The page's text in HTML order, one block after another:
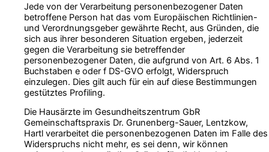
Jede von der Verarbeitung personenbezogener Daten
betroffene Person hat das vom Europäischen Richtlinien-
und Verordnungsgeber gewährte Recht, aus Gründen, die
sich aus ihrer besonderen Situation ergeben, jederzeit
gegen die Verarbeitung sie betreffender
personenbezogener Daten, die aufgrund von Art. 6 Abs. 1
Buchstaben e oder f DS-GVO erfolgt, Widerspruch
einzulegen. Dies gilt auch für ein auf diese Bestimmungen
gestütztes Profiling.
Die Hausärzte im Gesundheitszentrum GbR
Gemeinschaftspraxis Dr. Grunenberg-Sauer, Lentzkow,
Hartl verarbeitet die personenbezogenen Daten im Falle des
Widerspruchs nicht mehr, es sei denn, wir können